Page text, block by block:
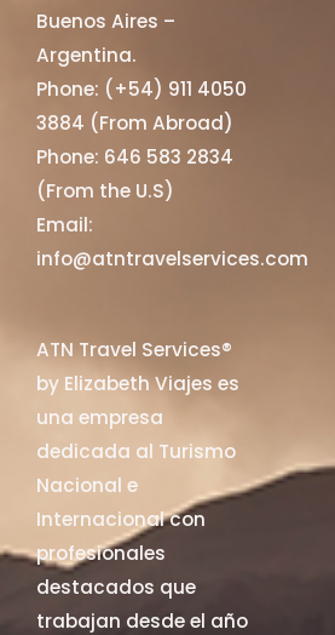
Buenos Aires –
Argentina.
Phone: (+54) 911 4050
3884 (From Abroad)
Phone: 646 583 2834
(From the U.S)
Email:
info@atntravelservices.com
ATN Travel Services®
by Elizabeth Viajes es
una empresa
dedicada al Turismo
Nacional e
Internacional con
profesionales
destacados que
trabajan desde el año